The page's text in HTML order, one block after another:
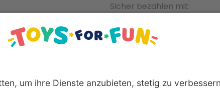
Sicher bezahlen mit: